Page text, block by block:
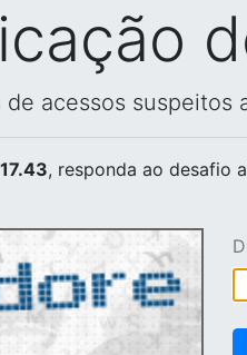
acessos suspeitos
, responda ao desafio